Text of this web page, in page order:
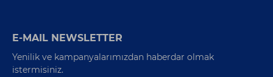
E-MAIL NEWSLETTER
Yenilik ve kampanyalarımızdan haberdar olmak
istermisiniz.